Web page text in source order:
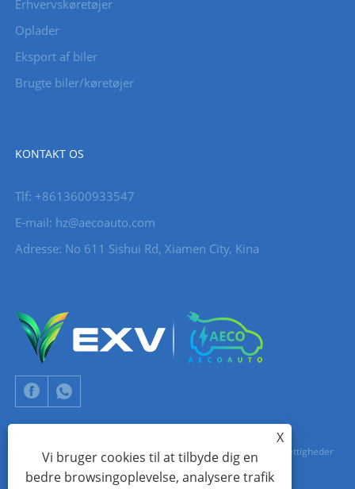
Erhvervskøretøjer
Oplader
Eksport af biler
Brugte biler/køretøjer
KONTAKT OS
Tlf: +8613600933547
E-mail: hz@aecoauto.com
Adresse: No 611 Sishui Rd, Xiamen City, Kina
Copyright © 2024 Xiamen Aecoauto Technology Co., Ltd. Alle rettigheder
forbeholdes.
X
Vi bruger cookies til at tilbyde dig en
bedre browsingoplevelse, analysere trafik